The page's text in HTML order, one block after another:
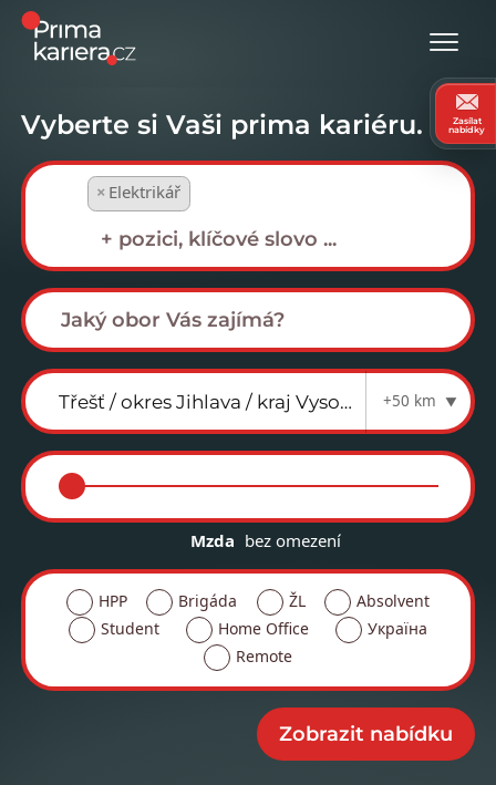
Vyberte si Vaši prima kariéru.
× Elektrikář
+50 km
Mzda bez omezení
HPP Brigáda ŽL
Absolvent
Student
Home Office
Україна
Remote
Zasílat
nabídky